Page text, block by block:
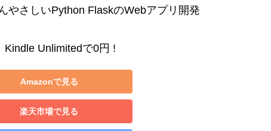
やさしいPython FlaskのWebアプリ開発
Kindle Unlimitedで0円 !
Amazonで見る
楽天市場で見る